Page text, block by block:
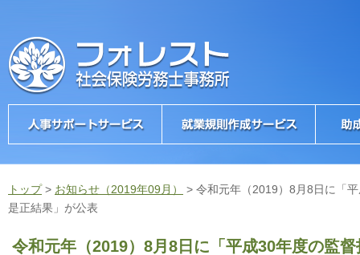
トップ> お知らせ（2019年09月） > 令和元年（2019）8月8日に「
是正結果」が公表
令和元年（2019）8月8日に「平成30年度の監